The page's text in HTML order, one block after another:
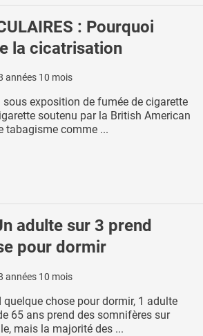
: Pourquoi
la cicatrisation
années 10 mois
exposition de fumée de cigarette
soutenu par la British American
tabagisme comme ...
adulte sur 3 prend
pour dormir
années 10 mois
quelque chose pour dormir, 1 adulte
65 ans prend des somnifères sur
mais la majorité des ...